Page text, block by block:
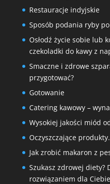
Restauracje indyjskie
Sposób podania ryby
Osłodź życie sobie lub
czekoladki do kawy z
Smaczne i zdrowe
przygotować?
Gotowanie
Catering kawowy –
Wysokiej jakości miód
Oczyszczające produkty.
Jak zrobić makaron z
Szukasz zdrowej diety?
rozwiązaniem dla